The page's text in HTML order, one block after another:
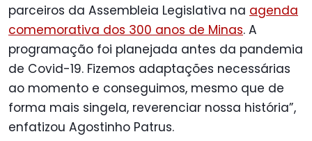
parceiros da Assembleia Legislativa na agenda
comemorativa dos 300 anos de Minas. A
programação foi planejada antes da pandemia
de Covid-19. Fizemos adaptações necessárias
ao momento e conseguimos, mesmo que de
forma mais singela, reverenciar nossa história”,
enfatizou Agostinho Patrus.